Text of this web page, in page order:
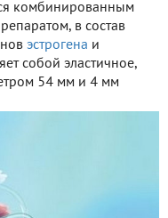
комбинированным
в состав
эстрогена и
собой эластичное,
54 мм и 4 мм